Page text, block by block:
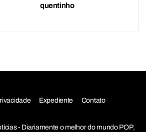
quentinho
Expediente Contato
- Diariamente o melhor do mundo POP,